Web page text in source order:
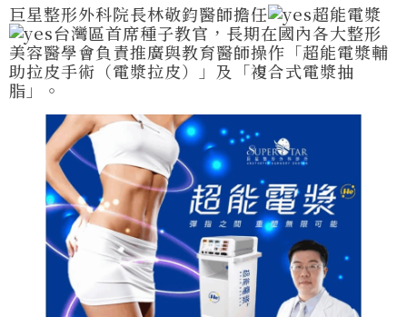
巨星整形外科院長林敬鈞醫師擔任
超能電漿
台灣區首席種子教官，長期在國內各大整形
美容醫學會負責推廣與教育醫師操作「超能電漿輔
助拉皮手術（電漿拉皮）」及「複合式電漿抽
脂」。